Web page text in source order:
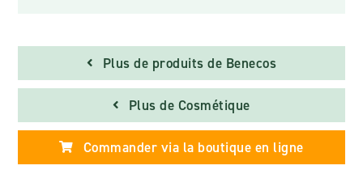
Plus de produits de Benecos
Plus de Cosmétique
Commander via la boutique en ligne